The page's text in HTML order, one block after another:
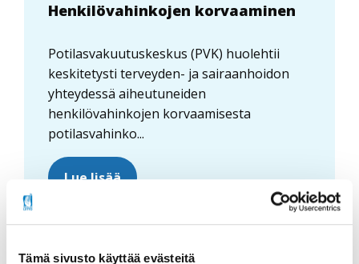
Tämä sivusto käyttää evästeitä
Henkilövahinkojen korvaaminen
Potilasvakuutuskeskus (PVK) huolehtii
keskitetysti terveyden- ja sairaanhoidon
yhteydessä aiheutuneiden
henkilövahinkojen korvaamisesta
potilasvahinko...
Lue lisää